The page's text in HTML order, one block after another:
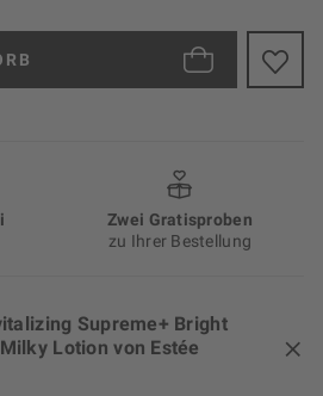
Zwei Gratisproben
zu Ihrer Bestellung
Supreme+ Bright
Lotion von Estée